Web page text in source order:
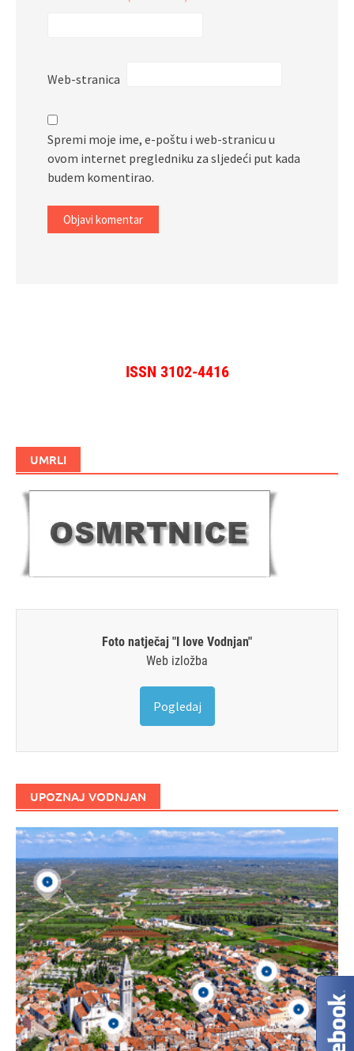
Web-stranica
Spremi moje ime, e-poštu i web-stranicu u
ovom internet pregledniku za sljedeći put kada
budem komentirao.
ISSN 3102-4416
UMRLI
Foto natječaj "I love Vodnjan"
Web izložba
Pogledaj
UPOZNAJ VODNJAN